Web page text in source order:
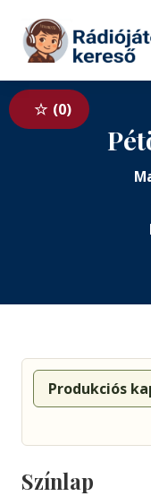
Tovább a tartalomhoz
0
Produkciós
Színlap